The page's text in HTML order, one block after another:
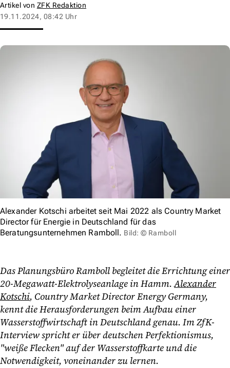
Artikel von ZFK Redaktion
19.11.2024, 08:42 Uhr
Alexander Kotschi arbeitet seit Mai 2022 als Country Market
Director für Energie in Deutschland für das
Beratungsunternehmen Ramboll. Bild: © Ramboll
Das Planungsbüro Ramboll begleitet die Errichtung einer
20-Megawatt-Elektrolyseanlage in Hamm.Alexander
Kotschi, Country Market Director Energy Germany,
kennt die Herausforderungen beim Aufbau einer
Wasserstoffwirtschaft in Deutschland genau. Im ZfK-
Interview spricht er über deutschen Perfektionismus,
"weiße Flecken" auf der Wasserstoffkarte und die
Notwendigkeit, voneinander zu lernen.